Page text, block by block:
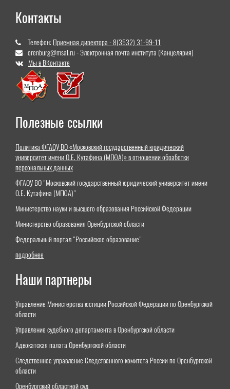
Контакты
Телефон: Приемная директора - 8(3532) 31-99-11
orenburg@msal.ru - Электронная почта института (Канцелярия)
Мы в ВКонтакте
Полезные ссылки
Политика ФГАОУ ВО «Московский государственный юридический
университет имени О.Е. Кутафина (МГЮА)» в отношении обработки
персональных данных
ФГАОУ ВО "Московский государственный юридический университет имени
О.Е. Кутафина (МГЮА)"
Министерство науки и высшего образования Российской Федерации
Министерство образования Оренбургской области
Федеральный портал "Российское образование"
подробнее
Наши партнеры
Управление Министерства юстиции Российской Федерации по Оренбургской
области
Управление судебного департамента в Оренбургской области
Адвокатская палата Оренбургской области
Следственное управление Следственного комитета России по Оренбургской
области
Оренбургский областной суд